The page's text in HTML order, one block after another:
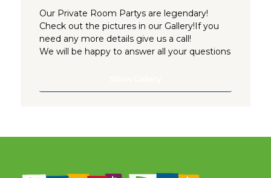
Our Private Room Partys are legendary!
Check out the pictures in our Gallery!If you
need any more details give us a call!
We will be happy to answer all your questions